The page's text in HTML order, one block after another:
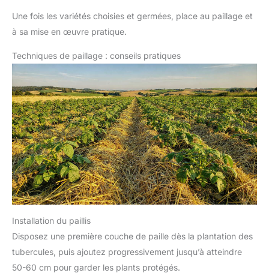
Une fois les variétés choisies et germées, place au paillage et
à sa mise en œuvre pratique.
Techniques de paillage : conseils pratiques
Installation du paillis
Disposez une première couche de paille dès la plantation des
tubercules, puis ajoutez progressivement jusqu’à atteindre
50-60 cm pour garder les plants protégés.